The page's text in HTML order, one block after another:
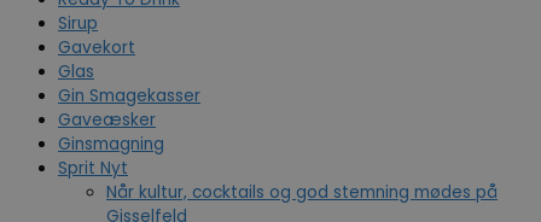
Sirup
Gavekort
Glas
Gin Smagekasser
Gaveæsker
Ginsmagning
Sprit Nyt
Når kultur, cocktails og god stemning mødes på
Gisselfeld